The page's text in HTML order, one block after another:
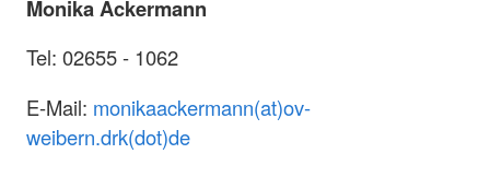
Monika Ackermann
Tel: 02655 - 1062
E-Mail: monikaackermann(at)ov-
weibern.drk(dot)de